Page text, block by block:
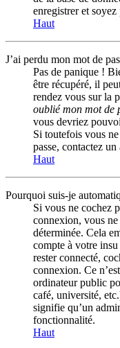
enregistrer et
Haut
J’ai perdu mon mot de
Pas de panique !
être récupéré, il
rendez vous sur la
oublié mon mot de
vous devriez
Si toutefois vous
passe, contactez
Haut
Pourquoi suis-je
Si vous ne cochez
connexion, vous ne
déterminée. Cela
compte à votre
rester connecté,
connexion. Ce
ordinateur public
café, université,
signifie qu’un
fonctionnalité.
Haut